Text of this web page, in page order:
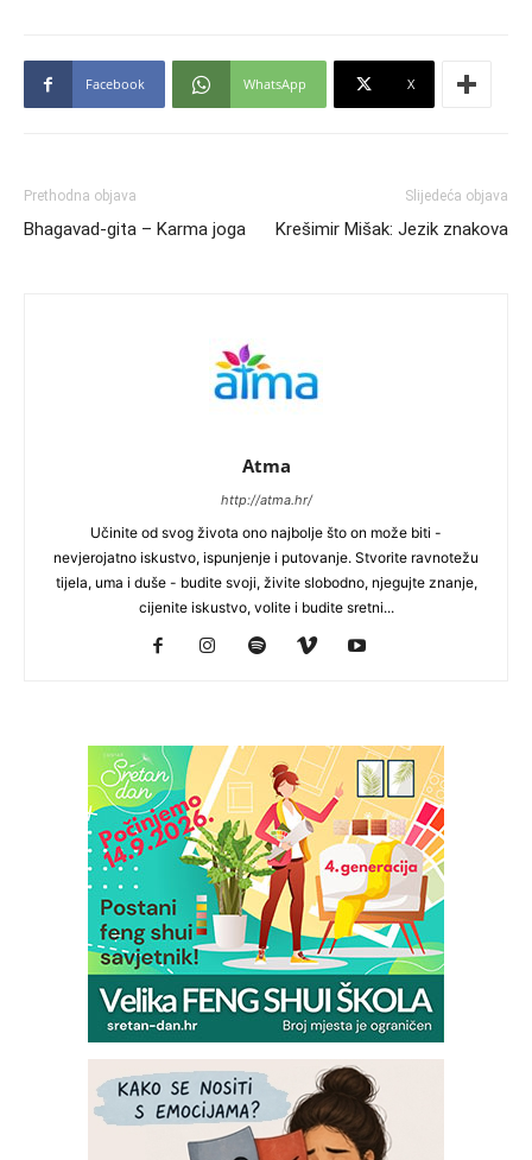
Facebook WhatsApp X
Prethodna objava
Bhagavad-gita – Karma joga
Slijedeća objava
Krešimir Mišak: Jezik znakova
Atma
http://atma.hr/
Učinite od svog života ono najbolje što on može biti -
nevjerojatno iskustvo, ispunjenje i putovanje. Stvorite ravnotežu
tijela, uma i duše - budite svoji, živite slobodno, njegujte znanje,
cijenite iskustvo, volite i budite sretni...